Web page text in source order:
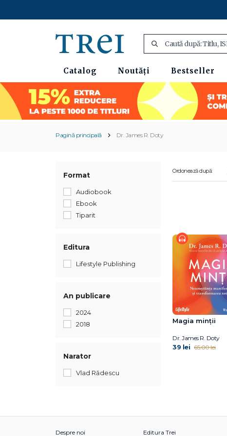
Catalog Noutăți Bestseller
Pagină principală Dr. James R. Doty
Format
Audiobook
Ebook
Tiparit
Editura
Lifestyle Publishing
An publicare
2024
2018
Narator
Vlad Rădescu
Ordonează după:
Magia minții
Dr. James R. Doty
39 lei 65.00 lei
Despre noi Editura Trei